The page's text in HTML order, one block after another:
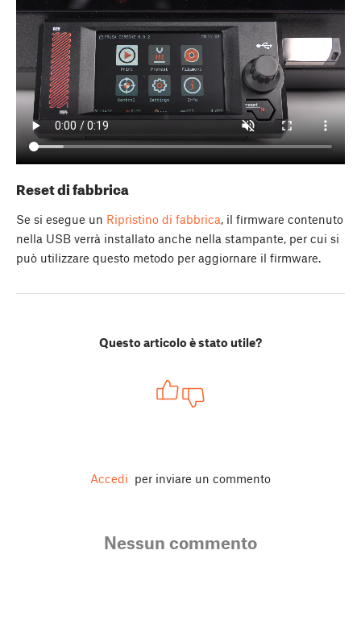
Reset di fabbrica
Se si esegue un Ripristino di fabbrica, il firmware contenuto
nella USB verrà installato anche nella stampante, per cui si
può utilizzare questo metodo per aggiornare il firmware.
Questo articolo è stato utile?
Accedi per inviare un commento
Nessun commento